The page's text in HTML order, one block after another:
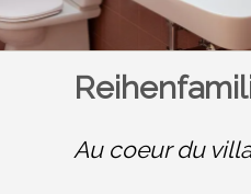
Au coeur du